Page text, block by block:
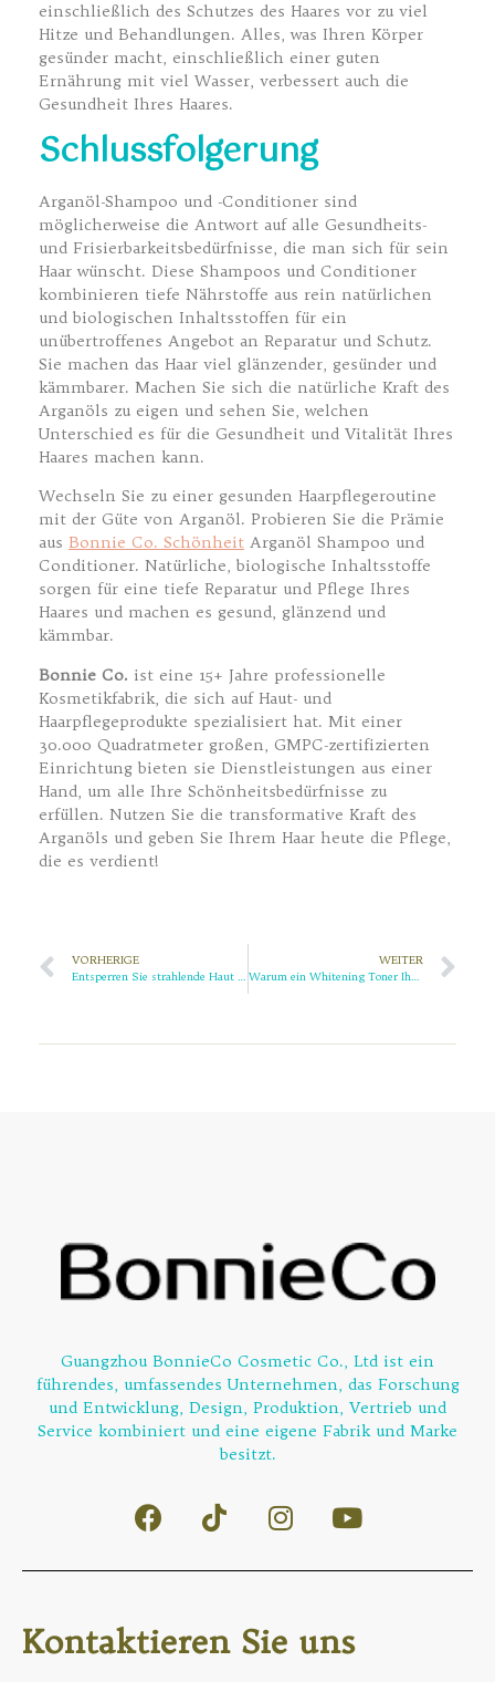
einschließlich des Schutzes des Haares vor zu viel
Hitze und Behandlungen. Alles, was Ihren Körper
gesünder macht, einschließlich einer guten
Ernährung mit viel Wasser, verbessert auch die
Gesundheit Ihres Haares.
Schlussfolgerung
Arganöl-Shampoo und -Conditioner sind
möglicherweise die Antwort auf alle Gesundheits-
und Frisierbarkeitsbedürfnisse, die man sich für sein
Haar wünscht. Diese Shampoos und Conditioner
kombinieren tiefe Nährstoffe aus rein natürlichen
und biologischen Inhaltsstoffen für ein
unübertroffenes Angebot an Reparatur und Schutz.
Sie machen das Haar viel glänzender, gesünder und
kämmbarer. Machen Sie sich die natürliche Kraft des
Arganöls zu eigen und sehen Sie, welchen
Unterschied es für die Gesundheit und Vitalität Ihres
Haares machen kann.
Wechseln Sie zu einer gesunden Haarpflegeroutine
mit der Güte von Arganöl. Probieren Sie die Prämie
aus Bonnie Co. Schönheit Arganöl Shampoo und
Conditioner. Natürliche, biologische Inhaltsstoffe
sorgen für eine tiefe Reparatur und Pflege Ihres
Haares und machen es gesund, glänzend und
kämmbar.
Bonnie Co. ist eine 15+ Jahre professionelle
Kosmetikfabrik, die sich auf Haut- und
Haarpflegeprodukte spezialisiert hat. Mit einer
30.000 Quadratmeter großen, GMPC-zertifizierten
Einrichtung bieten sie Dienstleistungen aus einer
Hand, um alle Ihre Schönheitsbedürfnisse zu
erfüllen. Nutzen Sie die transformative Kraft des
Arganöls und geben Sie Ihrem Haar heute die Pflege,
die es verdient!
VORHERIGE
Entsperren Sie strahlende Haut mit der besten Vitamin-C-Gesichtscreme
WEITER
Warum ein Whitening Toner Ihr Hautpflege-Essential sein sollte
Guangzhou BonnieCo Cosmetic Co., Ltd ist ein
führendes, umfassendes Unternehmen, das Forschung
und Entwicklung, Design, Produktion, Vertrieb und
Service kombiniert und eine eigene Fabrik und Marke
besitzt.
Kontaktieren Sie uns